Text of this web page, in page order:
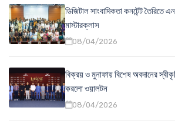
ডিজিটাল সাংবাদিকতা কনটেন্ট
মাস্টারক্লাস
08/04/2026
বিক্রয় ও মুনাফায় বিশেষ অবদানের
করলো ওয়ালটন
08/04/2026